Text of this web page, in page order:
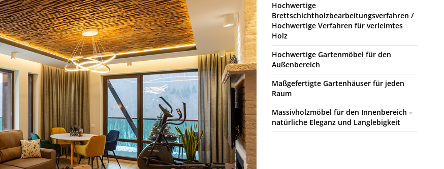
Hochwertige
Brettschichtholzbearbeitungsverfahren /
Hochwertige Verfahren für verleimtes
Holz
Hochwertige Gartenmöbel für den
Außenbereich
Maßgefertigte Gartenhäuser für jeden
Raum
Massivholzmöbel für den Innenbereich –
natürliche Eleganz und Langlebigkeit